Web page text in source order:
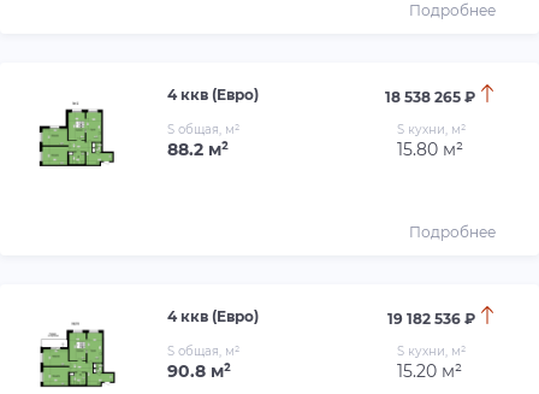
Подробнее
4 ккв (Евро) 18 538 265 ₽
S общая, м²
88.2 м²
S кухни, м²
15.80 м²
Подробнее
4 ккв (Евро) 19 182 536 ₽
S общая, м²
90.8 м²
S кухни, м²
15.20 м²